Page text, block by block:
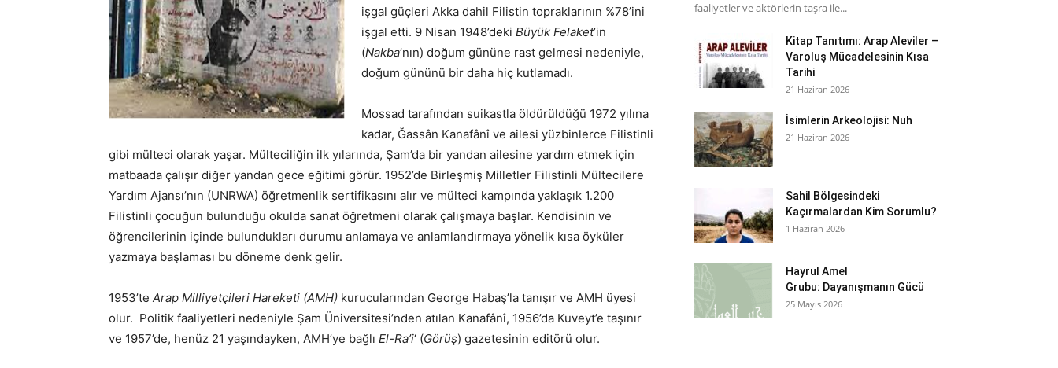
işgal güçleri Akka dahil Filistin topraklarının %78’ini
işgal etti. 9 Nisan 1948’deki Büyük Felaket’in
(Nakba’nın) doğum gününe rast gelmesi nedeniyle,
doğum gününü bir daha hiç kutlamadı.
Mossad tarafından suikastla öldürüldüğü 1972 yılına
kadar, Ğassân Kanafânî ve ailesi yüzbinlerce Filistinli
gibi mülteci olarak yaşar. Mülteciliğin ilk yılarında, Şam’da bir yandan ailesine yardım etmek için
matbaada çalışır diğer yandan gece eğitimi görür. 1952’de Birleşmiş Milletler Filistinli Mültecilere
Yardım Ajansı’nın (UNRWA) öğretmenlik sertifikasını alır ve mülteci kampında yaklaşık 1.200
Filistinli çocuğun bulunduğu okulda sanat öğretmeni olarak çalışmaya başlar. Kendisinin ve
öğrencilerinin içinde bulundukları durumu anlamaya ve anlamlandırmaya yönelik kısa öyküler
yazmaya başlaması bu döneme denk gelir.
1953’te Arap Milliyetçileri Hareketi (AMH) kurucularından George Habaş’la tanışır ve AMH üyesi
olur. Politik faaliyetleri nedeniyle Şam Üniversitesi’nden atılan Kanafânî, 1956’da Kuveyt’e taşınır
ve 1957’de, henüz 21 yaşındayken, AMH’ye bağlı El-Ra’i‘ (Görüş) gazetesinin editörü olur.
faaliyetler ve aktörlerin taşra ile...
Kitap Tanıtımı: Arap Aleviler –
Varoluş Mücadelesinin Kısa
Tarihi
21 Haziran 2026
İsimlerin Arkeolojisi: Nuh
21 Haziran 2026
Sahil Bölgesindeki
Kaçırmalardan Kim Sorumlu?
1 Haziran 2026
Hayrul Amel
Grubu: Dayanışmanın Gücü
25 Mayıs 2026